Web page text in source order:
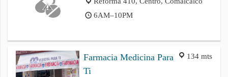
6AM–10PM
134 mts
Farmacia Medicina Para
Ti